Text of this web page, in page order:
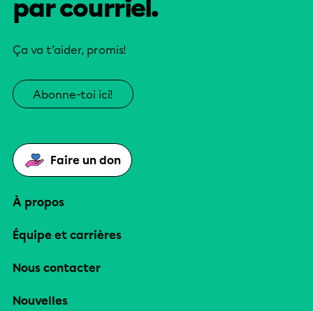
par courriel.
Ça va t’aider, promis!
Abonne-toi ici!
Faire un don
À propos
Équipe et carrières
Nous contacter
Nouvelles